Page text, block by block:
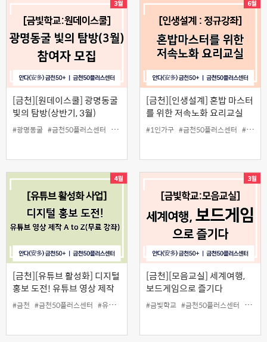
[금천][원데이스쿨] 광명동굴
빛의 탐방(상반기, 3월)
#광명동굴 #금천50플러스센터 #동굴 #야외수업 #원데이스쿨 #인생설계
[금천][인생설계] 혼밥 마스터
를 위한 저속노화 요리교실
#1인가구 #금천50플러스센터 #노화
[금천][유튜브 활성화] 디지털
홍보 도전! 유튜브 영상 제작
A to Z(무료 강좌)
#금천 #금천50플러스센터 #유튜브 촬영 #유튜브 편집 #유튜브 활성화 #커뮤니티
[금천][모음교실] 세계여행,
보드게임으로 즐기다
#금빛학교 #금천50플러스센터 #모음